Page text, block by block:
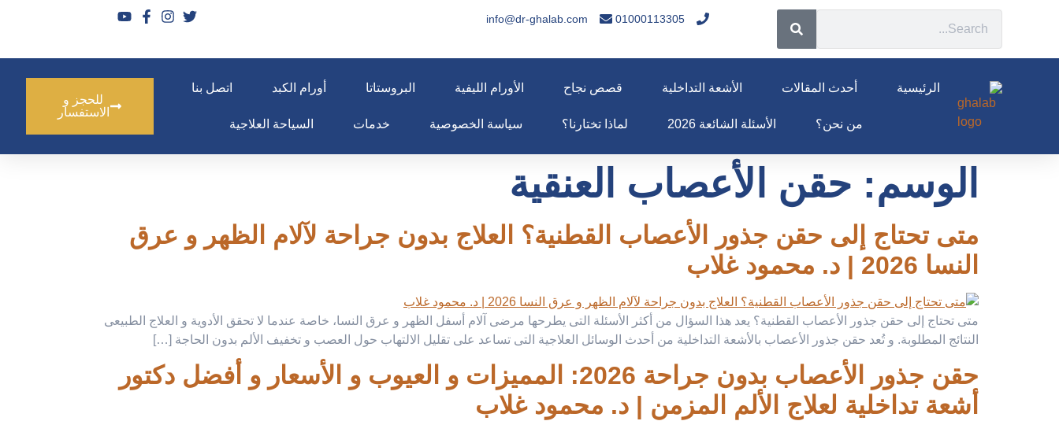
01000113305
info@dr-ghalab.com
الرئيسية أحدث المقالات الأشعة التداخلية قصص نجاح الأورام الليفية البروستاتا أورام الكبد اتصل بنا
من نحن؟ الأسئلة الشائعة 2026 لماذا تختارنا؟ سياسة الخصوصية خدمات السياحة العلاجية
للحجز و
الاستفسار
الوسم: حقن الأعصاب العنقية
متى تحتاج إلى حقن جذور الأعصاب القطنية؟ العلاج بدون جراحة لآلام الظهر و عرق
النسا 2026 | د. محمود غلاب
متى تحتاج إلى حقن جذور الأعصاب القطنية؟ يعد هذا السؤال من أكثر الأسئلة التى يطرحها مرضى آلام أسفل الظهر و عرق النسا، خاصة عندما لا تحقق الأدوية و العلاج الطبيعى
النتائج المطلوبة. و تُعد حقن جذور الأعصاب بالأشعة التداخلية من أحدث الوسائل العلاجية التى تساعد على تقليل الالتهاب حول العصب و تخفيف الألم بدون الحاجة […]
حقن جذور الأعصاب بدون جراحة 2026: المميزات و العيوب و الأسعار و أفضل دكتور
أشعة تداخلية لعلاج الألم المزمن | د. محمود غلاب